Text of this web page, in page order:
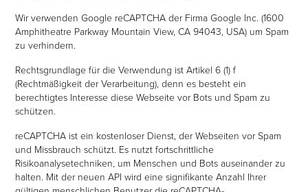
Wir verwenden Google reCAPTCHA der Firma Google Inc. (1600
Amphitheatre Parkway Mountain View, CA 94043, USA) um Spam
zu verhindern.
Rechtsgrundlage für die Verwendung ist Artikel 6 (1) f
(Rechtmäßigkeit der Verarbeitung), denn es besteht ein
berechtigtes Interesse diese Webseite vor Bots und Spam zu
schützen.
reCAPTCHA ist ein kostenloser Dienst, der Webseiten vor Spam
und Missbrauch schützt. Es nutzt fortschrittliche
Risikoanalysetechniken, um Menschen und Bots auseinander zu
halten. Mit der neuen API wird eine signifikante Anzahl Ihrer